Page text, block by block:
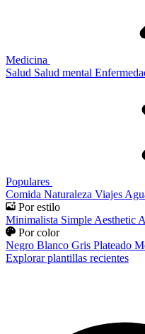
Medicina
Salud Salud mental
Populares
Comida Naturaleza Viajes
Por estilo
Minimalista Simple Aesthetic
Por color
Negro Blanco Gris Plateado
Explorar plantillas recientes